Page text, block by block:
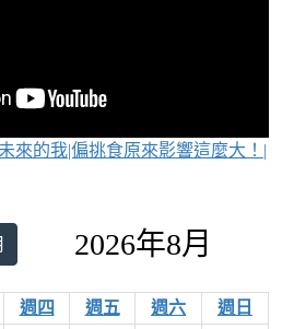
來的我|偏挑食原來影響這麼大！|
2026年8月
週四 週五 週六
週日